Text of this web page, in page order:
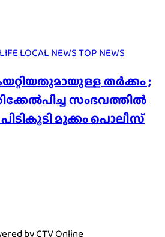
LIFE LOCAL NEWSTOP NEWS
തർക്കം ;
സംഭവത്തിൽ
മുക്കം പൊലീസ്
by CTV Online